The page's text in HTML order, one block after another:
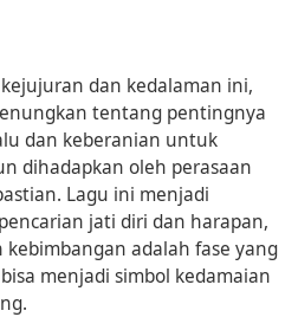
dan kedalaman ini,
tentang pentingnya
dan keberanian untuk
dihadapkan oleh perasaan
Lagu ini menjadi
jati diri dan harapan,
adalah fase yang
menjadi simbol kedamaian